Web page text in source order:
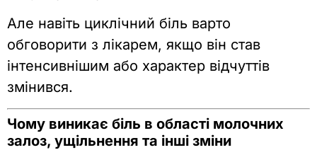
Але навіть циклічний біль варто
обговорити з лікарем, якщо він став
інтенсивнішим або характер відчуттів
змінився.
Чому виникає біль в області молочних
залоз, ущільнення та інші зміни